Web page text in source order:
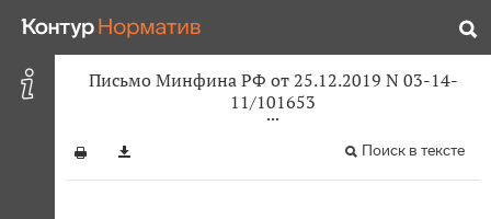
Письмо Минфина РФ от 25.12.2019 N 03-14-
11/101653
Поиск в тексте